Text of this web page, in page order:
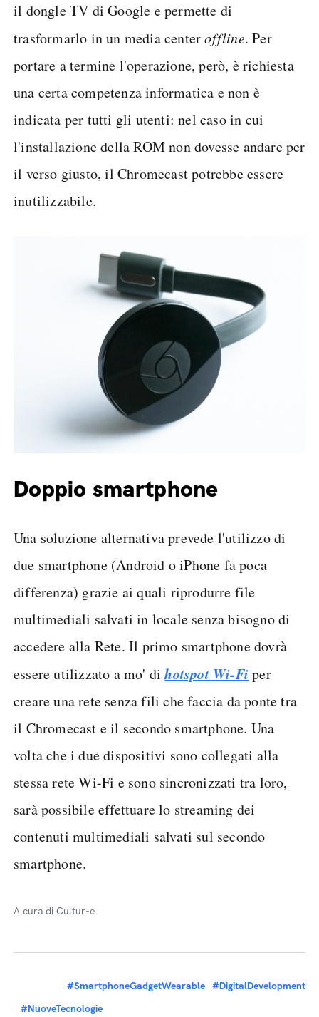
il dongle TV di Google e permette di
trasformarlo in un media centeroffline. Per
portare a termine l'operazione, però, è richiesta
una certa competenza informatica e non è
indicata per tutti gli utenti: nel caso in cui
l'installazione della ROM non dovesse andare per
il verso giusto, il Chromecast potrebbe essere
inutilizzabile.
Doppio smartphone
Una soluzione alternativa prevede l'utilizzo di
due smartphone (Android o iPhone fa poca
differenza) grazie ai quali riprodurre file
multimediali salvati in locale senza bisogno di
accedere alla Rete. Il primo smartphone dovrà
essere utilizzato a mo' dihotspot Wi-Fiper
creare una rete senza fili che faccia da ponte tra
il Chromecast e il secondo smartphone. Una
volta che i due dispositivi sono collegati alla
stessa rete Wi-Fi e sono sincronizzati tra loro,
sarà possibile effettuare lo streaming dei
contenuti multimediali salvati sul secondo
smartphone.
A cura di Cultur-e
#SmartphoneGadgetWearable #DigitalDevelopment
#NuoveTecnologie